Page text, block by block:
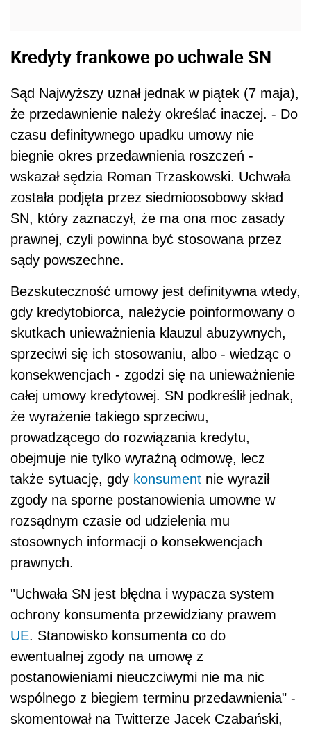
Kredyty frankowe po uchwale SN
Sąd Najwyższy uznał jednak w piątek (7 maja),
że przedawnienie należy określać inaczej. - Do
czasu definitywnego upadku umowy nie
biegnie okres przedawnienia roszczeń -
wskazał sędzia Roman Trzaskowski. Uchwała
została podjęta przez siedmioosobowy skład
SN, który zaznaczył, że ma ona moc zasady
prawnej, czyli powinna być stosowana przez
sądy powszechne.
Bezskuteczność umowy jest definitywna wtedy,
gdy kredytobiorca, należycie poinformowany o
skutkach unieważnienia klauzul abuzywnych,
sprzeciwi się ich stosowaniu, albo - wiedząc o
konsekwencjach - zgodzi się na unieważnienie
całej umowy kredytowej. SN podkreślił jednak,
że wyrażenie takiego sprzeciwu,
prowadzącego do rozwiązania kredytu,
obejmuje nie tylko wyraźną odmowę, lecz
także sytuację, gdy konsument nie wyraził
zgody na sporne postanowienia umowne w
rozsądnym czasie od udzielenia mu
stosownych informacji o konsekwencjach
prawnych.
"Uchwała SN jest błędna i wypacza system
ochrony konsumenta przewidziany prawem
UE. Stanowisko konsumenta co do
ewentualnej zgody na umowę z
postanowieniami nieuczciwymi nie ma nic
wspólnego z biegiem terminu przedawnienia" -
skomentował na Twitterze Jacek Czabański,